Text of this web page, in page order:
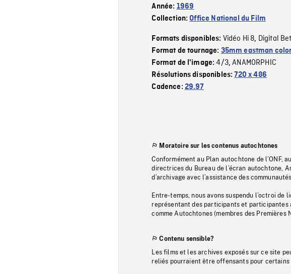
Année: 1969
Collection:Office National du Film
Formats disponibles: Vidéo Hi 8, Digital
Format de tournage: 35mm eastman
Format de l'image:4/3,ANAMORPHIC
Résolutions disponibles:720 x 486
Cadence: 29.97
Moratoire sur les contenus autochtones
Conformément au Plan autochtone de l’ONF,
directrices du Bureau de l’écran autochtone,
d’archivage avec l’assistance des
Entre-temps, nous avons suspendu l’octroi
représentant des participants et participantes
comme Autochtones (membres des Premières
Contenu sensible?
Les films et les archives exposés sur ce site
reliés pourraient être offensants pour certains